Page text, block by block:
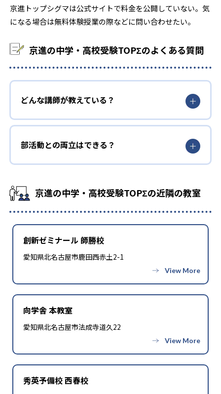
京進トップシグマは公式サイトで料金を公開していない。気
になる場合は無料体験授業の際などに問い合わせたい。
京進の中学・高校受験TOPΣのよくある質問
どんな講師が教えている？
部活動との両立はできる？
京進の中学・高校受験TOPΣの近隣の教室
創新ゼミナール 師勝校
愛知県北名古屋市鹿田西赤土2-1
向学舎 本教室
愛知県北名古屋市法成寺道久22
秀英予備校 西春校